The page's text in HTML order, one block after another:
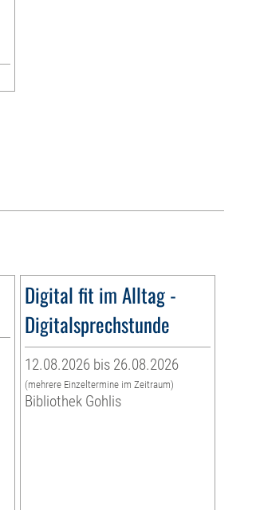
Digital fit im Alltag -
Digitalsprechstunde
12.08.2026 bis 26.08.2026
(mehrere Einzeltermine im Zeitraum)
Bibliothek Gohlis